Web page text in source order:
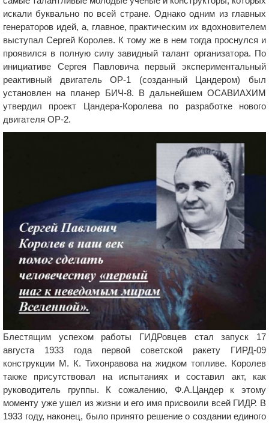
искали буквально по всей стране. Однако одним из главных
генераторов идей, а, главное, практическим их вдохновителем
выступал Сергей Королев. К тому же в нем тогда проснулся и
проявился в полную силу завидный талант организатора. По
инициативе Сергея Павловича первый экспериментальный
реактивный двигатель ОР-1 (созданный Цандером) был
установлен на планер БИЧ-8. В дальнейшем ОСАВИАХИМ
утвердил проект Цандера-Королева по разработке нового
двигателя ОР-2.
Блестящим успехом работы ГИДРовцев стал запуск 17
августа 1933 года первой советской ракету ГИРД-09
конструкции М. К. Тихонравова на жидком топливе. Королев
также присутствовал на испытаниях и составил акт, как
руководитель группы. К сожалению, Ф.А.Цандер к этому
моменту уже ушел из жизни и его имя присвоили всей ГИДР. В
1933 году, наконец, было принято решение о создании единого